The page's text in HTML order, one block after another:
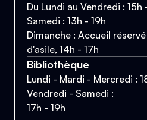
Du Lundi au Vendredi : 15h
Samedi : 13h - 19h
Dimanche : Accueil
d'asile, 14h - 17h
Bibliothèque
Lundi - Mardi - Mercredi :
Vendredi - Samedi :
17h - 19h